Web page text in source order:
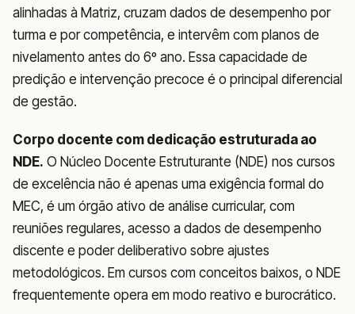
alinhadas à Matriz, cruzam dados de desempenho por
turma e por competência, e intervêm com planos de
nivelamento antes do 6º ano. Essa capacidade de
predição e intervenção precoce é o principal diferencial
de gestão.
Corpo docente com dedicação estruturada ao
NDE. O Núcleo Docente Estruturante (NDE) nos cursos
de excelência não é apenas uma exigência formal do
MEC, é um órgão ativo de análise curricular, com
reuniões regulares, acesso a dados de desempenho
discente e poder deliberativo sobre ajustes
metodológicos. Em cursos com conceitos baixos, o NDE
frequentemente opera em modo reativo e burocrático.